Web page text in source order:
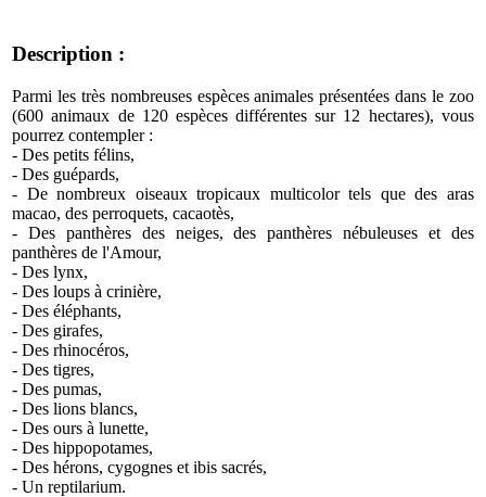
Description :
Parmi les très nombreuses espèces animales présentées dans le zoo
(600 animaux de 120 espèces différentes sur 12 hectares), vous
pourrez contempler :
- Des petits félins,
- Des guépards,
- De nombreux oiseaux tropicaux multicolor tels que des aras
macao, des perroquets, cacaotès,
- Des panthères des neiges, des panthères nébuleuses et des
panthères de l'Amour,
- Des lynx,
- Des loups à crinière,
- Des éléphants,
- Des girafes,
- Des rhinocéros,
- Des tigres,
- Des pumas,
- Des lions blancs,
- Des ours à lunette,
- Des hippopotames,
- Des hérons, cygognes et ibis sacrés,
- Un reptilarium.